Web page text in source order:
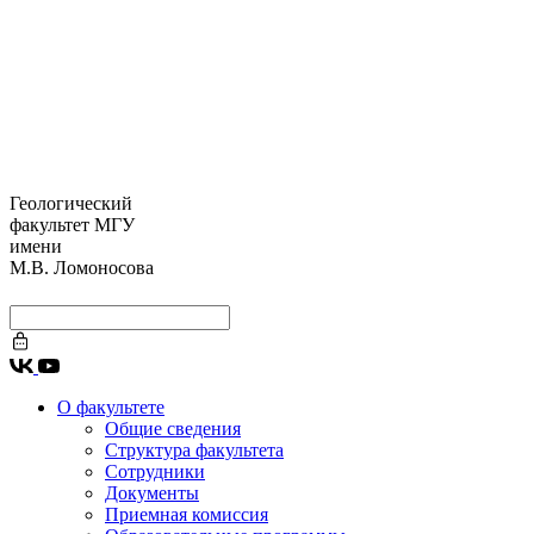
Геологический
факультет МГУ
имени
М.В. Ломоносова
О факультете
Общие сведения
Структура факультета
Сотрудники
Документы
Приемная комиссия